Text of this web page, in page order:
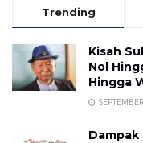
Trending
Kisah
Nol
Hingga